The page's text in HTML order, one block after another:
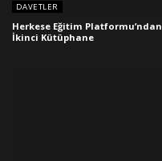
DAVETLER
Herkese Eğitim Platformu’ndan
İkinci Kütüphane